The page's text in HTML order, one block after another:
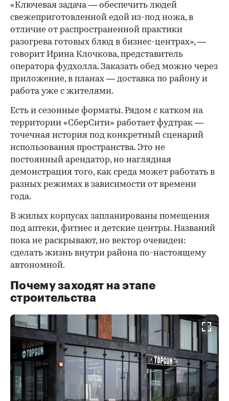
«Ключевая задача — обеспечить людей
свежеприготовленной едой из-под ножа, в
отличие от распространенной практики
разогрева готовых блюд в бизнес-центрах», —
говорит Ирина Клочкова, представитель
оператора фудхолла. Заказать обед можно через
приложение, в планах — доставка по району и
работа уже с жителями.
Есть и сезонные форматы. Рядом с катком на
территории «СберСити» работает фудтрак —
точечная история под конкретный сценарий
использования пространства. Это не
постоянный арендатор, но наглядная
демонстрация того, как среда может работать в
разных режимах в зависимости от времени
года.
В жилых корпусах запланированы помещения
под аптеки, фитнес и детские центры. Названий
пока не раскрывают, но вектор очевиден:
сделать жизнь внутри района по-настоящему
автономной.
Почему заходят на этапе
строительства